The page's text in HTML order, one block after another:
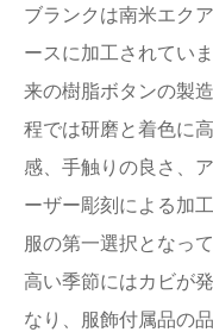
ブランクは南米エク
ースに加工されてい
来の樹脂ボタンの製
程では研磨と着色に
感、手触りの良さ、
ーザー彫刻による加
服の第一選択となっ
高い季節にはカビが
なり、服飾付属品の